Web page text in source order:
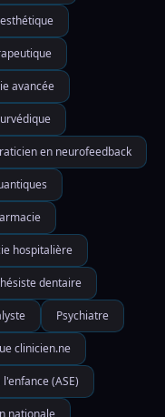
avancée
en neurofeedback
hospitalière
dentaire
Psychiatre
clinicien.ne
(ASE)
nationale